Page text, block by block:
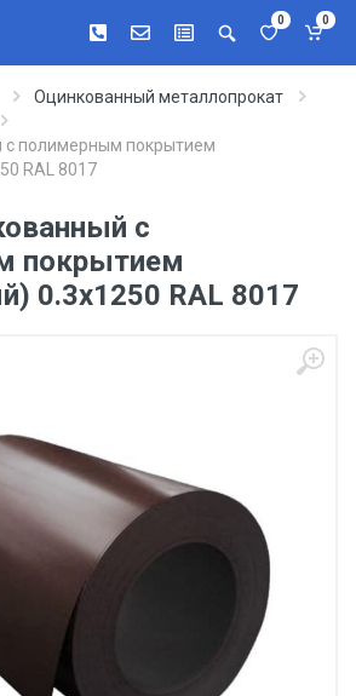
0 0
Оцинкованный металлопрокат
с полимерным покрытием
RAL 8017
с
покрытием
0.3x1250 RAL 8017